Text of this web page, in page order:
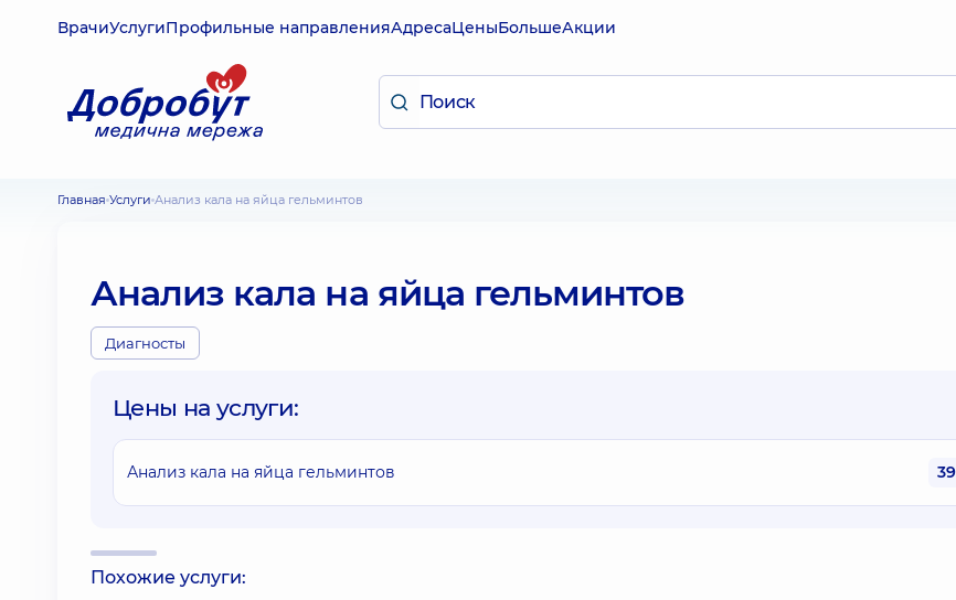
ВрачиУслугиПрофильные направленияАдресаЦеныБольшеАкции
Главная Услуги Анализ кала на яйца гельминтов
Анализ кала на яйца гельминтов
Диагносты
Цены на услуги:
Анализ кала на яйца гельминтов
Похожие услуги: